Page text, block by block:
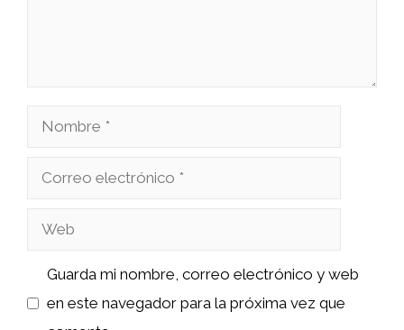
Nombre
Correo
Web
Guarda mi nombre, correo electrónico y web
en este navegador para la próxima vez que